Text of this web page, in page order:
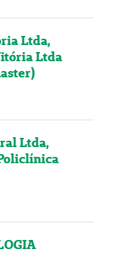
Ltda,
Ltda
Ltda,